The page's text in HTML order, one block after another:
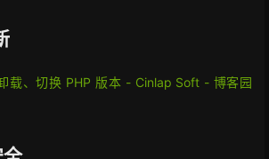
载、切换 PHP 版本 - Cinlap Soft - 博客园